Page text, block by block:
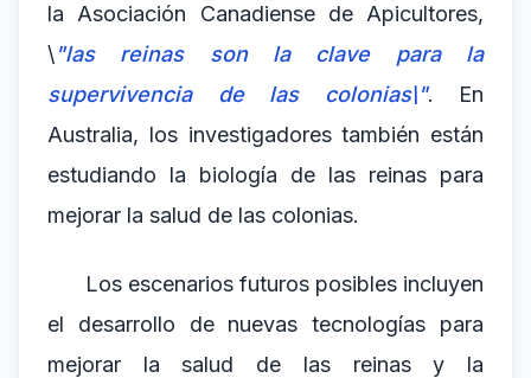
la Asociación Canadiense de Apicultores,
\"las reinas son la clave para la
supervivencia de las colonias\". En
Australia, los investigadores también están
estudiando la biología de las reinas para
mejorar la salud de las colonias.
Los escenarios futuros posibles incluyen
el desarrollo de nuevas tecnologías para
mejorar la salud de las reinas y la